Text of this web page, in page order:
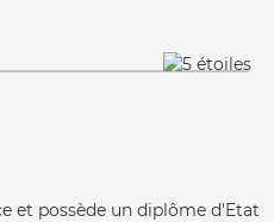
et possède un diplôme d'Etat